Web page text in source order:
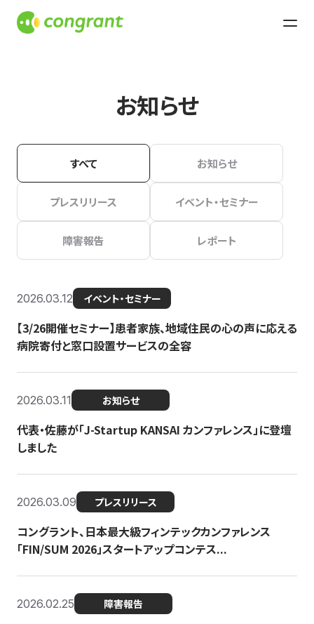
お知らせ
すべて お知らせ
プレスリリース イベント・セミナー
障害報告 レポート
2026.03.12 イベント・セミナー
【3/26開催セミナー】患者家族、地域住民の心の声に応える
病院寄付と窓口設置サービスの全容
2026.03.11 お知らせ
代表・佐藤が「J-Startup KANSAI カンファレンス」に登壇
しました
2026.03.09 プレスリリース
コングラント、日本最大級フィンテックカンファレンス
「FIN/SUM 2026」スタートアップコンテス...
2026.02.25 障害報告